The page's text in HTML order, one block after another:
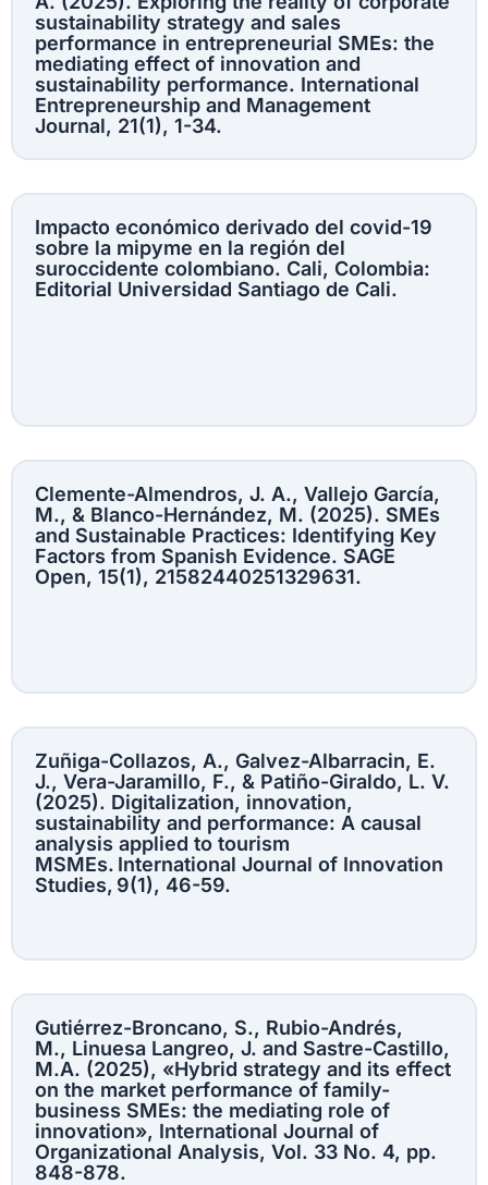
sustainability strategy and sales
performance in entrepreneurial SMEs: the
mediating effect of innovation and
sustainability performance. International
Entrepreneurship and Management
Journal, 21(1), 1-34.
Impacto económico derivado del covid-19
sobre la mipyme en la región del
suroccidente colombiano. Cali, Colombia:
Editorial Universidad Santiago de Cali.
Clemente-Almendros, J. A., Vallejo García,
M., & Blanco-Hernández, M. (2025). SMEs
and Sustainable Practices: Identifying Key
Factors from Spanish Evidence. SAGE
Open, 15(1), 21582440251329631.
Zuñiga-Collazos, A., Galvez-Albarracin, E.
J., Vera-Jaramillo, F., & Patiño-Giraldo, L. V.
(2025). Digitalization, innovation,
sustainability and performance: A causal
analysis applied to tourism
MSMEs. International Journal of Innovation
Studies, 9(1), 46-59.
Gutiérrez-Broncano, S., Rubio-Andrés,
M., Linuesa Langreo, J. and Sastre-Castillo,
M.A. (2025), «Hybrid strategy and its effect
on the market performance of family-
business SMEs: the mediating role of
innovation», International Journal of
Organizational Analysis, Vol. 33 No. 4, pp.
848-878.